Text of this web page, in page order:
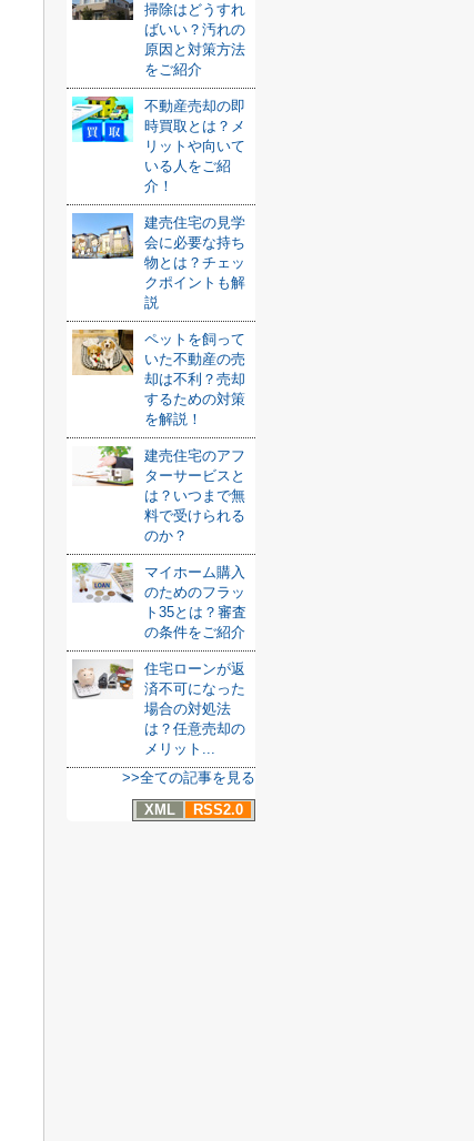
掃除はどうすれ
ばいい？汚れの
原因と対策方法
をご紹介
不動産売却の即
時買取とは？メ
リットや向いて
いる人をご紹
介！
建売住宅の見学
会に必要な持ち
物とは？チェッ
クポイントも解
説
ペットを飼って
いた不動産の売
却は不利？売却
するための対策
を解説！
建売住宅のアフ
ターサービスと
は？いつまで無
料で受けられる
のか？
マイホーム購入
のためのフラッ
ト35とは？審査
の条件をご紹介
住宅ローンが返
済不可になった
場合の対処法
は？任意売却の
メリット...
>>全ての記事を見る
XML
RSS2.0